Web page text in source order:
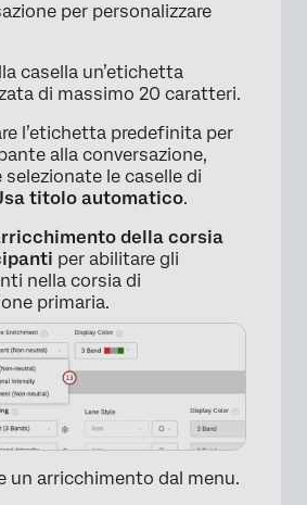
×
per personalizzare
casella un’etichetta
di massimo 20 caratteri.
l’etichetta predefinita per
alla conversazione,
selezionate le caselle di
titolo automatico.
della corsia
per abilitare gli
nella corsia di
primaria.
un arricchimento dal menu.